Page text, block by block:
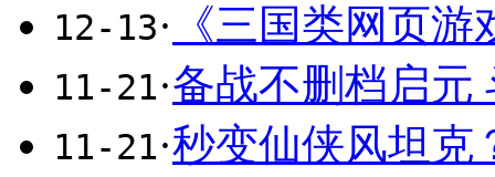
12-13· 《三国类网页
11-21·备战不删档启元
11-21·秒变仙侠风坦克